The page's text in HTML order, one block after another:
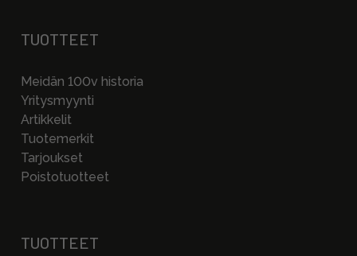
TUOTTEET
Meidän 100v historia
Yritysmyynti
Artikkelit
Tuotemerkit
Tarjoukset
Poistotuotteet
TUOTTEET